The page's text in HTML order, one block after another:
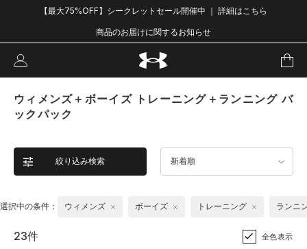
【最大75%OFF】シークレットセール開催中 ｜ 詳細はこちら
商品のお届けに関するお知らせ
ウィメンズ＋ボーイズ トレーニング＋ランニング バ
ックパック
絞り込み検索 新着順
選択中の条件： ウィメンズ ボーイズ トレーニング ランニ
23件 全色表示